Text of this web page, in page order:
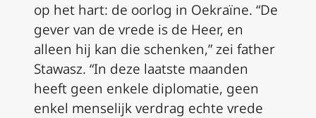
op het hart: de oorlog in Oekraïne. “De
gever van de vrede is de Heer, en
alleen hij kan die schenken,” zei father
Stawasz. “In deze laatste maanden
heeft geen enkele diplomatie, geen
enkel menselijk verdrag echte vrede